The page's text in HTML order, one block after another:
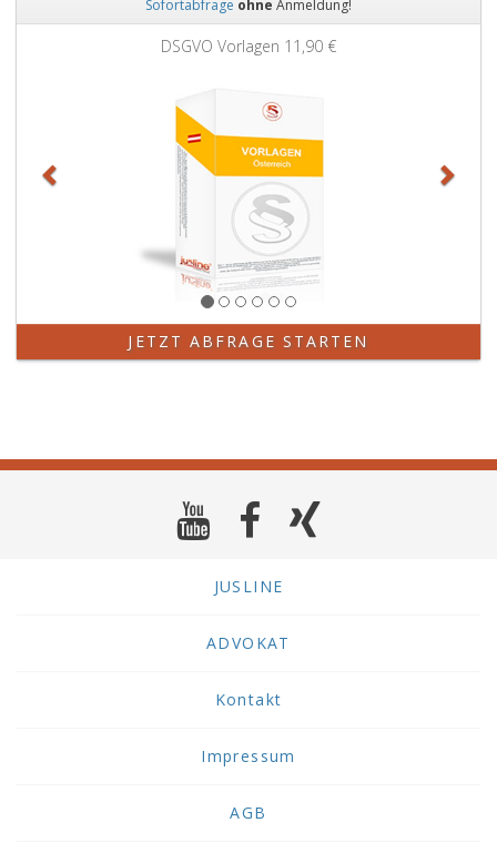
Sofortabfrage ohne Anmeldung!
DSGVO Vorlagen 11,90 €
JETZT ABFRAGE STARTEN
JUSLINE
ADVOKAT
Kontakt
Impressum
AGB